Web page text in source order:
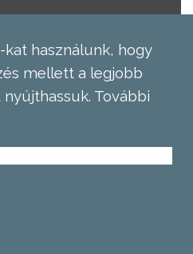
használunk, hogy
mellett a legjobb
További